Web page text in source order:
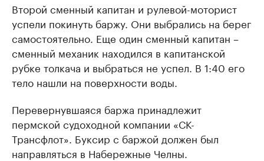
Второй сменный капитан и рулевой-моторист
успели покинуть баржу. Они выбрались на берег
самостоятельно. Еще один сменный капитан –
сменный механик находился в капитанской
рубке толкача и выбраться не успел. В 1:40 его
тело нашли на поверхности воды.
Перевернувшаяся баржа принадлежит
пермской судоходной компании «СК-
Трансфлот». Буксир с баржой должен был
направляться в Набережные Челны.